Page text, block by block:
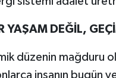
YAŞAM DEĞİL,
düzenin mağduru
insanın bugün